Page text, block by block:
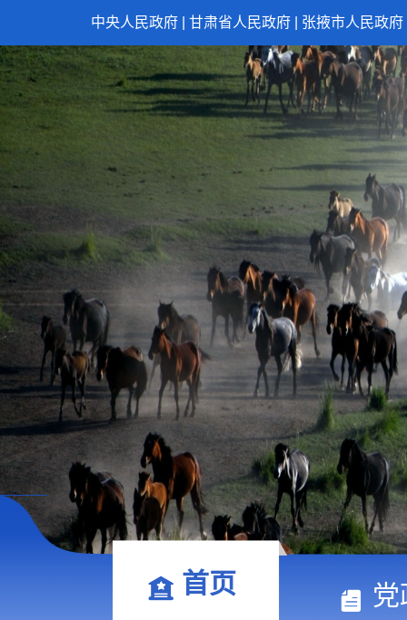
中央人民政府 甘肃省人民政府 张掖市人民政府
首页 党